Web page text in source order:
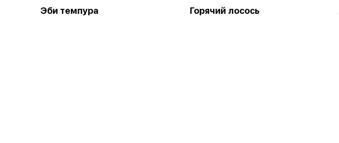
Эби темпура Горячий лосось